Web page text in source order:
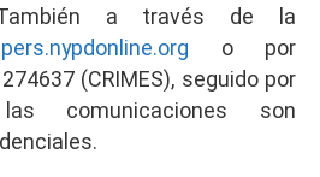
a través de la
o por
(CRIMES), seguido por
comunicaciones son